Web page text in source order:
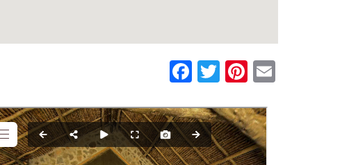
Facebook
TwitterPinterest